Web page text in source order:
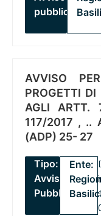
pubblico
AVVISO
PROGETTI
AGLI
117/2017 , ..
(ADP) 25- 27
Tipo:
Avviso
Pubblico
Ente: